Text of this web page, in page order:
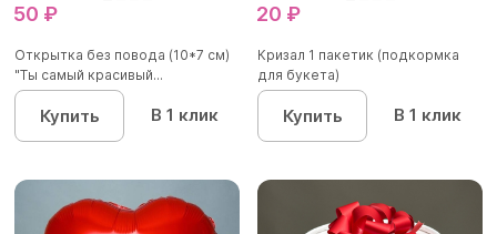
50 ₽
Открытка без повода (10*7 см)
"Ты самый красивый...
Купить В 1 клик
20 ₽
Кризал 1 пакетик (подкормка
для букета)
Купить В 1 клик